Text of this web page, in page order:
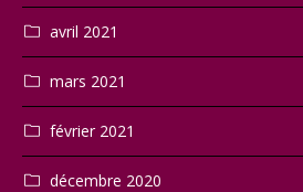
avril 2021
mars 2021
février 2021
décembre 2020